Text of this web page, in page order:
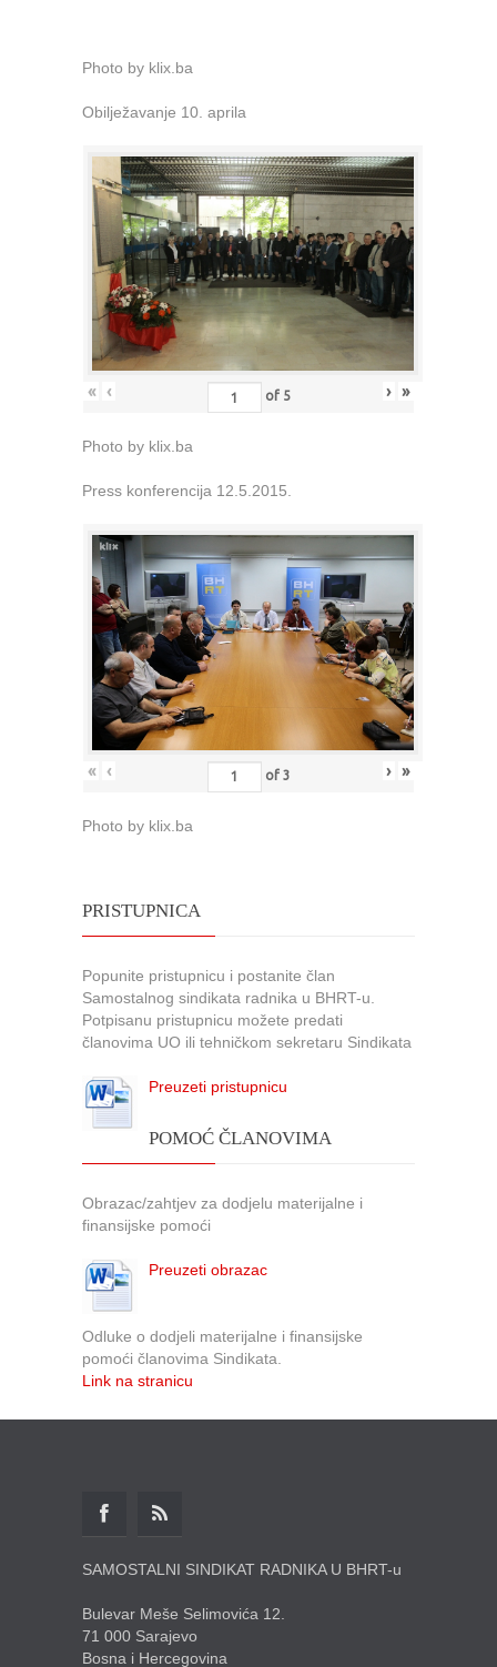
Photo by klix.ba
Obilježavanje 10. aprila
« ‹ of 5 › »
Photo by klix.ba
Press konferencija 12.5.2015.
« ‹ of 3 › »
Photo by klix.ba
PRISTUPNICA
Popunite pristupnicu i postanite član
Samostalnog sindikata radnika u BHRT-u.
Potpisanu pristupnicu možete predati
članovima UO ili tehničkom sekretaru Sindikata
Preuzeti pristupnicu
POMOĆ ČLANOVIMA
Obrazac/zahtjev za dodjelu materijalne i
finansijske pomoći
Preuzeti obrazac
Odluke o dodjeli materijalne i finansijske
pomoći članovima Sindikata.
Link na stranicu
SAMOSTALNI SINDIKAT RADNIKA U BHRT-u
Bulevar Meše Selimovića 12.
71 000 Sarajevo
Bosna i Hercegovina